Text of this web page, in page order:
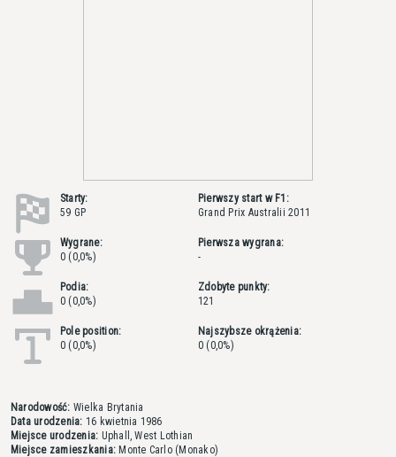
Starty:
59 GP
Pierwszy start w F1:
Grand Prix Australii 2011
Wygrane:
0 (0,0%)
Pierwsza wygrana:
-
Podia:
0 (0,0%)
Zdobyte punkty:
121
Pole position:
0 (0,0%)
Najszybsze okrążenia:
0 (0,0%)
Narodowość: Wielka Brytania
Data urodzenia: 16 kwietnia 1986
Miejsce urodzenia: Uphall, West Lothian
Miejsce zamieszkania: Monte Carlo (Monako)